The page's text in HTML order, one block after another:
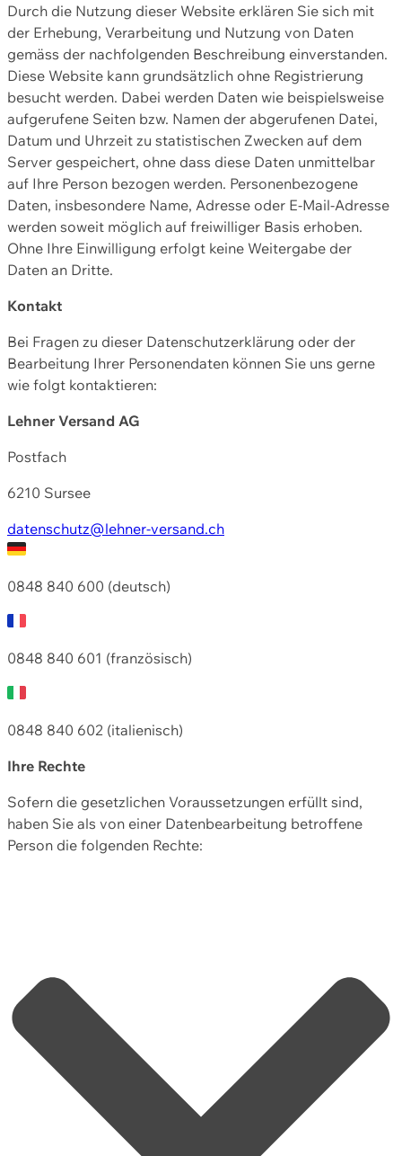
Durch die Nutzung dieser Website erklären Sie sich mit
der Erhebung, Verarbeitung und Nutzung von Daten
gemäss der nachfolgenden Beschreibung einverstanden.
Diese Website kann grundsätzlich ohne Registrierung
besucht werden. Dabei werden Daten wie beispielsweise
aufgerufene Seiten bzw. Namen der abgerufenen Datei,
Datum und Uhrzeit zu statistischen Zwecken auf dem
Server gespeichert, ohne dass diese Daten unmittelbar
auf Ihre Person bezogen werden. Personenbezogene
Daten, insbesondere Name, Adresse oder E-Mail-Adresse
werden soweit möglich auf freiwilliger Basis erhoben.
Ohne Ihre Einwilligung erfolgt keine Weitergabe der
Daten an Dritte.
Kontakt
Bei Fragen zu dieser Datenschutzerklärung oder der
Bearbeitung Ihrer Personendaten können Sie uns gerne
wie folgt kontaktieren:
Lehner Versand AG
Postfach
6210 Sursee
datenschutz@lehner-versand.ch
0848 840 600 (deutsch)
0848 840 601 (französisch)
0848 840 602 (italienisch)
Ihre Rechte
Sofern die gesetzlichen Voraussetzungen erfüllt sind,
haben Sie als von einer Datenbearbeitung betroffene
Person die folgenden Rechte: